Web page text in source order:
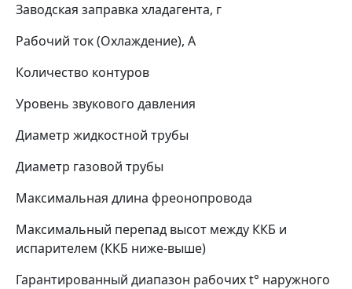
Заводская заправка хладагента, г
Рабочий ток (Охлаждение), A
Количество контуров
Уровень звукового давления
Диаметр жидкостной трубы
Диаметр газовой трубы
Максимальная длина фреонопровода
Максимальный перепад высот между ККБ и
испарителем (ККБ ниже-выше)
Гарантированный диапазон рабочих t° наружного